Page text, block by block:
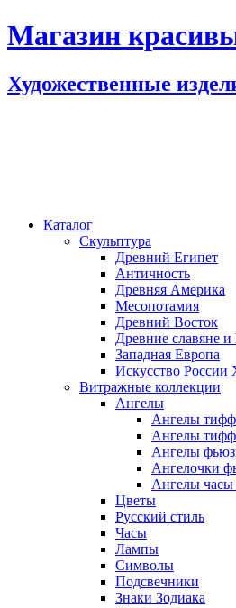
Магазин
Художественные
Каталог
Скульптура
Древний Египет
Античность
Древняя Америка
Месопотамия
Древний Восток
Древние славяне и
Западная Европа
Искусство России
Витражные коллекции
Ангелы
Ангелы
Ангелы
Ангелы
Ангелочки
Ангелы
Цветы
Русский стиль
Часы
Лампы
Символы
Подсвечники
Знаки Зодиака